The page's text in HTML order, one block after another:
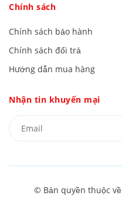
Chính sách
Chính sách bảo hành
Chính sách đổi trả
Hướng dẫn mua hàng
Nhận tin khuyến mại
© Bản quyền thuộc về